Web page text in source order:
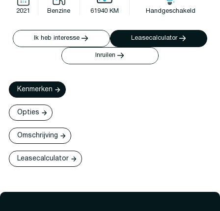
2021 Benzine 61940 KM Handgeschakeld
Ik heb interesse Leasecalculator
Inruilen
Kenmerken
Opties
Omschrijving
Leasecalculator